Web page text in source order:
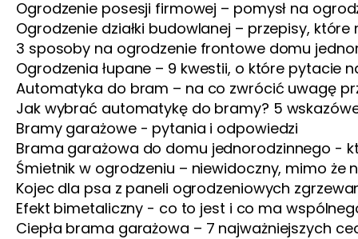
Ogrodzenie posesji firmowej – pomysł na
Ogrodzenie działki budowlanej – przepisy, które
3 sposoby na ogrodzenie frontowe domu
Ogrodzenia łupane – 9 kwestii, o które pytacie
Automatyka do bram – na co zwrócić uwagę
Jak wybrać automatykę do bramy? 5
Bramy garażowe - pytania i odpowiedzi
Brama garażowa do domu jednorodzinnego -
Śmietnik w ogrodzeniu – niewidoczny, mimo że
Kojec dla psa z paneli ogrodzeniowych
Efekt bimetaliczny - co to jest i co ma
Ciepła brama garażowa – 7 najważniejszych